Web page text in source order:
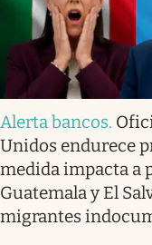
Alerta bancos.
Unidos endurece
medida impacta a
Guatemala y El
migrantes